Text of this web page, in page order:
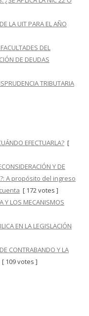
LA UIT PARA EL AÑO
DEL
DE DEUDAS
TRIBUTARIA
EFECTUARLA? [
Y DE
A propósito del ingreso
[ 172 votes ]
Y LOS MECANISMOS
EN LA LEGISLACIÓN
CONTRABANDO Y LA
[ 109 votes ]